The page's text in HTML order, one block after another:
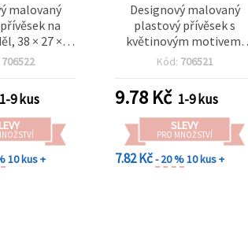
malovaný
na
38 × 27 × 2
1 mm
706522
1-9 kus
10 kus +
Designový malovaný
plastový přívěsek s
květinovým motivem,
35×32×2 mm, otvor: 1 mm
Kód: 706521
9.78 Kč 1-9 kus
SLEVY
PRO MNOŽSTVÍ
7.82 Kč- 20 %10 kus +